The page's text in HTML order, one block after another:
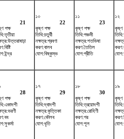
21
পক্ষ
১০
22
কৃষ্ণ পক্ষ
তিথি:চতুর্থী
নক্ষত্র:শ্রবণা
করণ:বালব
যোগ:বিষ্কুম্ভ
১১
23
কৃষ্ণ পক্ষ
তিথি:পঞ্চমী
নক্ষত্র:শতভিষ‌া
করণ:তৈতিল
যোগ:প্রীতি
১২
কৃষ্ণ
28
পক্ষ
১৭
29
কৃষ্ণ পক্ষ
তিথি:দ্বাদশী
নক্ষত্র:কৃত্তিকা
করণ:কৌলব
যোগ:ধৃতি
১৮
30
কৃষ্ণ পক্ষ
তিথি:ত্রয়োদশী
নক্ষত্র:রোহিণী
করণ:গর
যোগ:শূল
১৯
কৃষ্ণ